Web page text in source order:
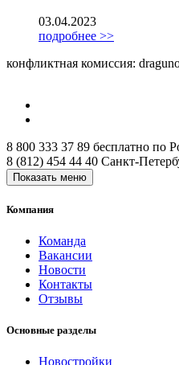
03.04.2023
подробнее >>
конфликтная комиссия:
8 800 333 37 89 бесплатно по
8 (812) 454 44 40 Санкт-
Показать меню
Компания
Команда
Вакансии
Новости
Контакты
Отзывы
Основные разделы
Новостройки